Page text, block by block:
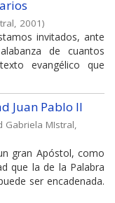
, 2001)
invitados, ante
de cuantos
evangélico que
Juan Pablo II
Gabriela MIstral,
gran Apóstol, como
que la de la Palabra
ser encadenada.